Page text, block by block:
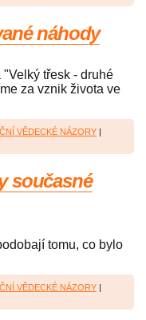
náhody
třesk - druhé
za vznik života ve
VĚDECKÉ NÁZORY |
současné
tomu, co bylo
VĚDECKÉ NÁZORY |